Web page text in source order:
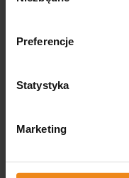
Preferencje
Statystyka
Marketing